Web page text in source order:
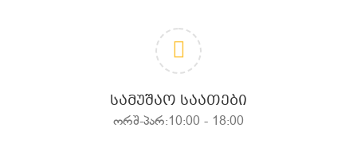
ᲡᲐᲛᲣᲨᲐᲝ ᲡᲐᲐᲗᲔᲑᲘ
ორშ-პარ:10:00 - 18:00